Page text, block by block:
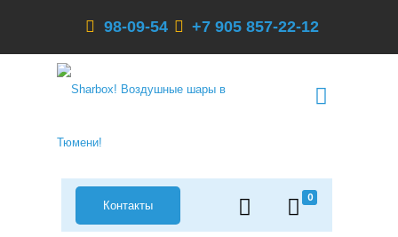
98-09-54 +7 905 857-22-12
0
Контакты